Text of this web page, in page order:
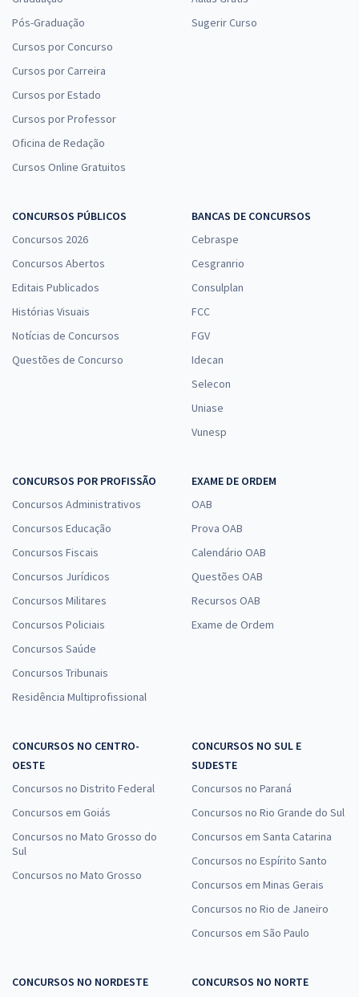
Pós-Graduação
Cursos por Concurso
Cursos por Carreira
Cursos por Estado
Cursos por Professor
Oficina de Redação
Cursos Online Gratuitos
Sugerir Curso
CONCURSOS PÚBLICOS
Concursos 2026
Concursos Abertos
Editais Publicados
Histórias Visuais
Notícias de Concursos
Questões de Concurso
BANCAS DE CONCURSOS
Cebraspe
Cesgranrio
Consulplan
FCC
FGV
Idecan
Selecon
Uniase
Vunesp
CONCURSOS POR PROFISSÃO
Concursos Administrativos
Concursos Educação
Concursos Fiscais
Concursos Jurídicos
Concursos Militares
Concursos Policiais
Concursos Saúde
Concursos Tribunais
Residência Multiprofissional
EXAME DE ORDEM
OAB
Prova OAB
Calendário OAB
Questões OAB
Recursos OAB
Exame de Ordem
CONCURSOS NO CENTRO-
OESTE
Concursos no Distrito Federal
Concursos em Goiás
Concursos no Mato Grosso do
Sul
Concursos no Mato Grosso
CONCURSOS NO SUL E
SUDESTE
Concursos no Paraná
Concursos no Rio Grande do Sul
Concursos em Santa Catarina
Concursos no Espírito Santo
Concursos em Minas Gerais
Concursos no Rio de Janeiro
Concursos em São Paulo
CONCURSOS NO NORDESTE
CONCURSOS NO NORTE